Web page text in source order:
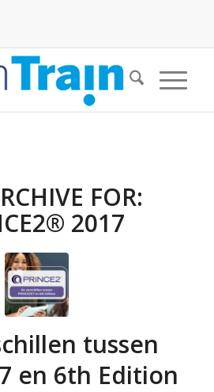
FOR:
2017
tussen
7 en 6th Edition